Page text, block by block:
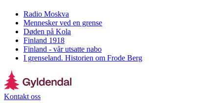
Radio Moskva
Mennesker ved en grense
Døden på Kola
Finland 1918
Finland - vår utsatte nabo
I grenseland. Historien om Frode Berg
Kontakt oss